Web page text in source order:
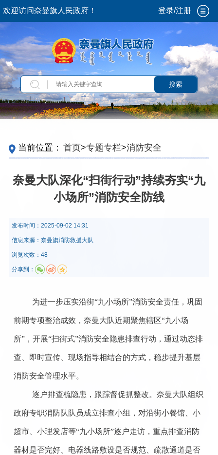
欢迎访问奈曼旗人民政府！ 登录/注册
搜索
当前位置： 首页>专题专栏>消防安全
奈曼大队深化“扫街行动”持续夯实“九
小场所”消防安全防线
发布时间： 2025-09-02 14:31
信息来源： 奈曼旗消防救援大队
浏览次数：48
分享到：
为进一步压实沿街“九小场所”消防安全责任，巩固
前期专项整治成效，奈曼大队近期聚焦辖区“九小场
所”，开展“扫街式”消防安全隐患排查行动，通过动态排
查、即时宣传、现场指导相结合的方式，稳步提升基层
消防安全管理水平。
逐户排查梳隐患，跟踪督促抓整改。奈曼大队组织
政府专职消防队队员成立排查小组，对沿街小餐馆、小
超市、小理发店等“九小场所”逐户走访，重点排查消防
器材是否完好、电器线路敷设是否规范、疏散通道是否